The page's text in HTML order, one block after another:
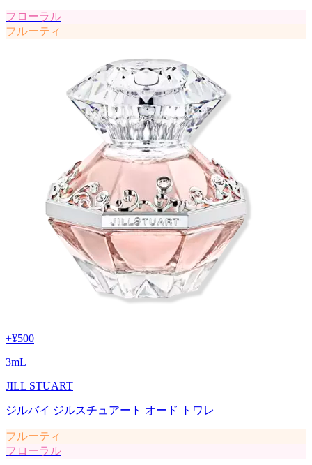
フローラル
フルーティ
+¥500
3mL
JILL STUART
ジルバイ ジルスチュアート オード トワレ
フルーティ
フローラル